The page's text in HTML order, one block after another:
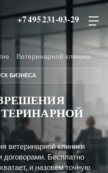
+7 495 231-03-29
Ветеринарной клиники
БИЗНЕСА
ветеринарной клиники
Бесплатно
и назовём точную